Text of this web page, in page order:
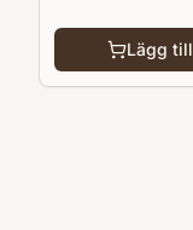
Lägg till